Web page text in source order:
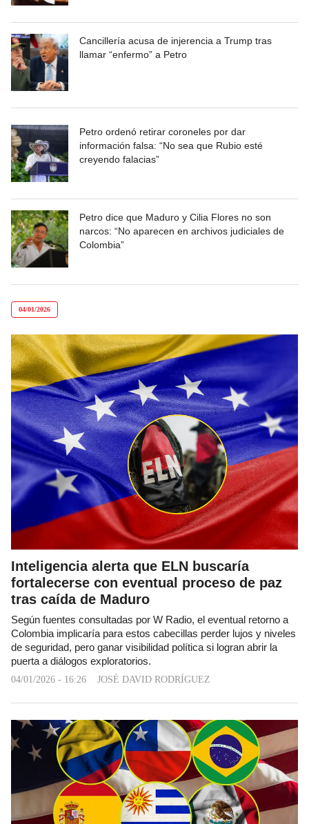
Cancillería acusa de injerencia a Trump tras
llamar “enfermo” a Petro
Petro ordenó retirar coroneles por dar
información falsa: “No sea que Rubio esté
creyendo falacias”
Petro dice que Maduro y Cilia Flores no son
narcos: “No aparecen en archivos judiciales de
Colombia”
04/01/2026
Inteligencia alerta que ELN buscaría
fortalecerse con eventual proceso de paz
tras caída de Maduro
Según fuentes consultadas por W Radio, el eventual retorno a
Colombia implicaría para estos cabecillas perder lujos y niveles
de seguridad, pero ganar visibilidad política si logran abrir la
puerta a diálogos exploratorios.
04/01/2026 - 16:26 JOSÉ DAVID RODRÍGUEZ